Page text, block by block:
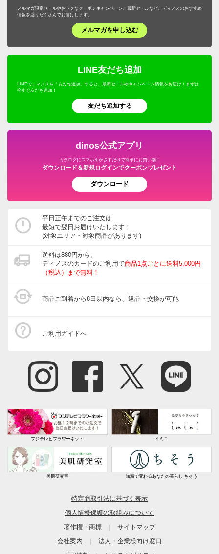
メルマガ限定セールやおトクなクーポンキャンペーン、最新セールなど、ディノスのおすすめ
情報を盛りだくさんでお届けします。
メルマガを申し込む
LINE友だち追加
LINEでディノスを「友だち追加」すると、最新セールやキャンペーン情報をお届け！まずは
今すぐ友だち追加！
友だち追加する
dinos公式アプリ
カタログにスマホをかざすだけで簡単にお買い物！
ダウンロード＆新規ログインでクーポンプレゼント
ダウンロード
平日正午までのご注文は
最短で翌日お届けいたします！
(対象エリア・対象商品があります)
送料は880円から。
ディノスのカードのご利用で商品1点ごとに送料5,000円
（税込）まで無料！
商品ご到着から8日以内なら、返品・交換が可能
ご利用ガイドへ
フジテレビフラワーネット イミニ
美肌研究室 知識で変わるあなたの暮らし ちそう
特定商取引法に基づく表示
個人情報保護の取組みについて
著作権・商標
サイトマップ
会社案内
法人・企業様向け窓口